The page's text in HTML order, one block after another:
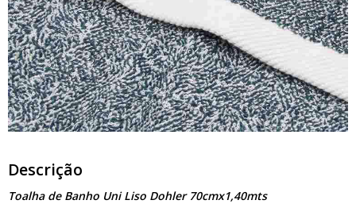
Descrição
Toalha de Banho Uni Liso Dohler 70cmx1,40mts